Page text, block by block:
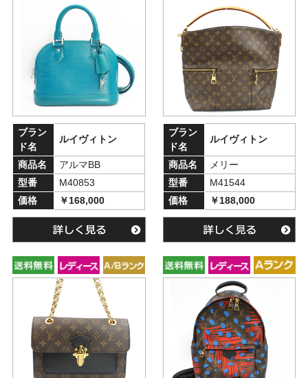
ブラン
ド名
ルイヴィトン
商品名
アルマBB
型番
M40853
価格
￥168,000
ブラン
ド名
ルイヴィトン
商品名
メリー
型番
M41544
価格
￥188,000